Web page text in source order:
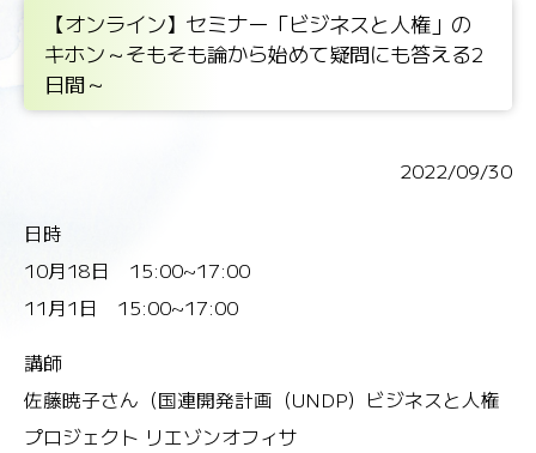
【オンライン】セミナー「ビジネスと人権」の
キホン～そもそも論から始めて疑問にも答える2
日間～
2022/09/30
日時
10月18日 15:00~17:00
11月1日 15:00~17:00
講師
佐藤暁子さん（国連開発計画（UNDP）ビジネスと人権
プロジェクト リエゾンオフィサ